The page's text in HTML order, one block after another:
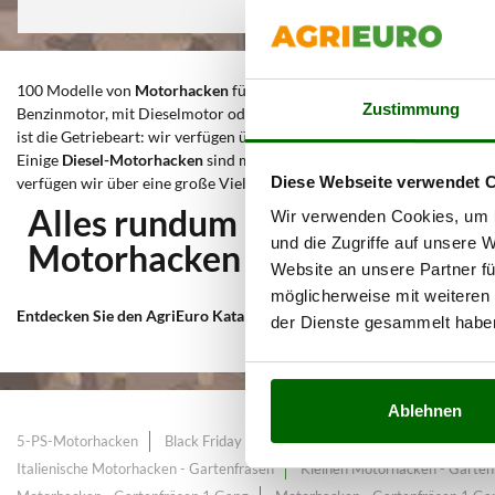
Zustimmung
Diese Webseite verwendet
Wir verwenden Cookies,
und die Zugriffe auf unsere
Website an unsere Partner
möglicherweise mit
der Dienste gesammelt
Ablehnen
100 Modelle von Motorhackenfür jede Anwendung und jeden Preis.
Benzinmotor, mit Dieselmotor oder Elektro-Bodenhacken an. Die
ist die Getriebeart: wir verfügen über Maschinen mit Riemenantrieb
Einige Diesel-Motorhackensind mit einem nützlichen Elektroantrieb
verfügen wir über eine große Vielzahl von Marken: Meccanica
Alles rundum Geräte zur
Motorhacken - Gartenfräsen
Entdecken Sie den AgriEuro Katalog 2026fürMotorhacken -
5-PS-Motorhacken Black Friday Motorhacken Black Summer Days
Italienische Motorhacken - Gartenfräsen
Kleinen Motorhacken -